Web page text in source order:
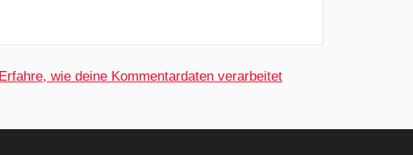
Erfahre, wie deine Kommentardaten verarbeitet